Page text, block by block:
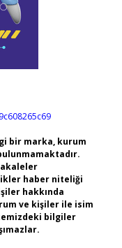
bir marka, kurum
haber niteliği
hakkında
ve kişiler ile isim
bilgiler